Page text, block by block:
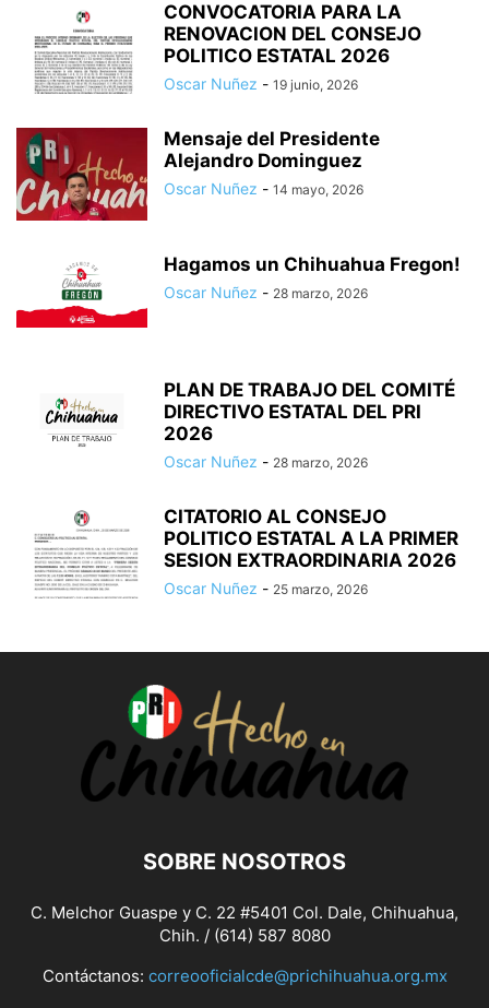
CONVOCATORIA PARA LA
RENOVACION DEL CONSEJO
POLITICO ESTATAL 2026
Oscar Nuñez - 19 junio, 2026
Mensaje del Presidente
Alejandro Dominguez
Oscar Nuñez - 14 mayo, 2026
Hagamos un Chihuahua Fregon!
Oscar Nuñez - 28 marzo, 2026
PLAN DE TRABAJO DEL COMITÉ
DIRECTIVO ESTATAL DEL PRI
2026
Oscar Nuñez - 28 marzo, 2026
CITATORIO AL CONSEJO
POLITICO ESTATAL A LA PRIMER
SESION EXTRAORDINARIA 2026
Oscar Nuñez - 25 marzo, 2026
SOBRE NOSOTROS
C. Melchor Guaspe y C. 22 #5401 Col. Dale, Chihuahua,
Chih. / (614) 587 8080
Contáctanos: correooficialcde@prichihuahua.org.mx